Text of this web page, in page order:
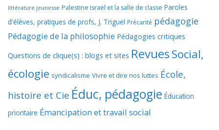
littérature jeunesse Palestine Israël et la salle de classe Paroles
d'élèves, pratiques de profs, J. Triguel Précarité pédagogie
Pédagogie de la philosophie Pédagogies critiques
Questions de clique(s) : blogs et sites RevuesSocial,
écologie syndicalisme Vivre et dire nos luttes École,
histoire et Cie Éduc, pédagogie Éducation
prioritaire Émancipation et travail social